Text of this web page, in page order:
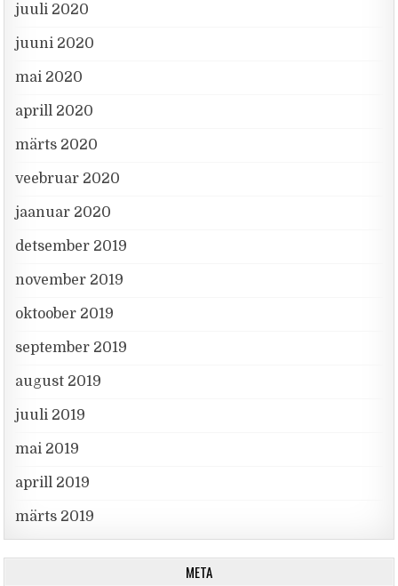
juuli 2020
juuni 2020
mai 2020
aprill 2020
märts 2020
veebruar 2020
jaanuar 2020
detsember 2019
november 2019
oktoober 2019
september 2019
august 2019
juuli 2019
mai 2019
aprill 2019
märts 2019
META